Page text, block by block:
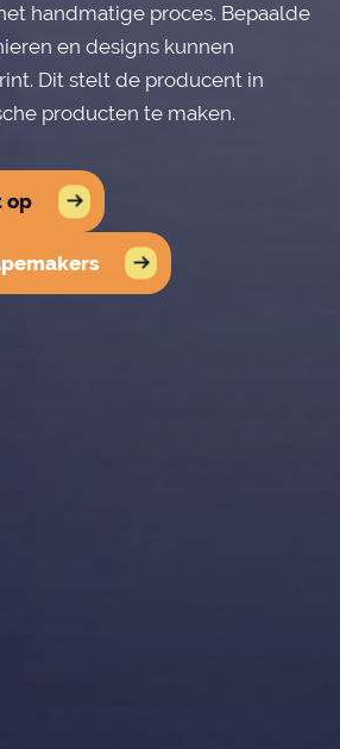
handmatige proces.​ Bepaalde
en designs kunnen
Dit stelt de producent in
producten te maken.
op